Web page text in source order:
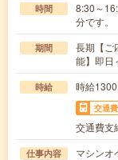
時間
8:30～
分です。
期間
長期【ご
能】即日
時給 時給
交通費
交通費支
仕事内容
マシンオ